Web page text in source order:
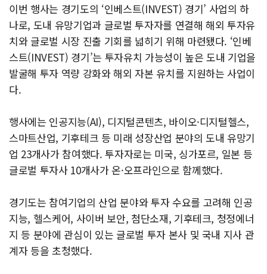
이번 행사는 경기도의 ‘인베스트(INVEST) 경기’ 사업의 하
나로, 도내 유망기업과 글로벌 투자자를 연결해 해외 투자유
치와 글로벌 시장 진출 기회를 넓히기 위해 마련됐다. ‘인베
스트(INVEST) 경기’는 투자유치 가능성이 높은 도내 기업을
발굴해 투자 역량 강화와 해외 자본 유치를 지원하는 사업이
다.
행사에는 인공지능(AI), 디지털콘텐츠, 바이오·디지털헬스,
스마트산업, 기후테크 등 미래 성장산업 분야의 도내 유망기
업 23개사가 참여했다. 투자자로는 미국, 싱가포르, 일본 등
글로벌 투자사 10개사가 온·오프라인으로 함께했다.
경기도는 참여기업의 산업 분야와 투자 수요를 고려해 인공
지능, 헬스케어, 사이버 보안, 첨단소재, 기후테크, 청정에너
지 등 분야에 관심이 있는 글로벌 투자 본사 및 국내 지사 관
계자 등을 초청했다.